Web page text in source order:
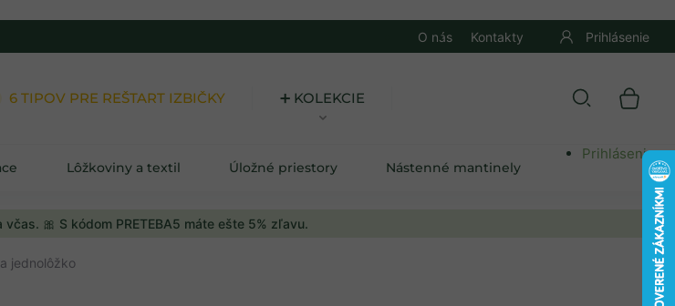
🎀 S kódom PRETEBA5 máte ešte 5% zľavu.
O nás Kontakty Prihlásenie
6 TIPOV PRE REŠTART IZBIČKY ➕ KOLEKCIE
Lôžkoviny a textil Úložné priestory Nástenné mantinely
Prihlásenie
jednolôžko